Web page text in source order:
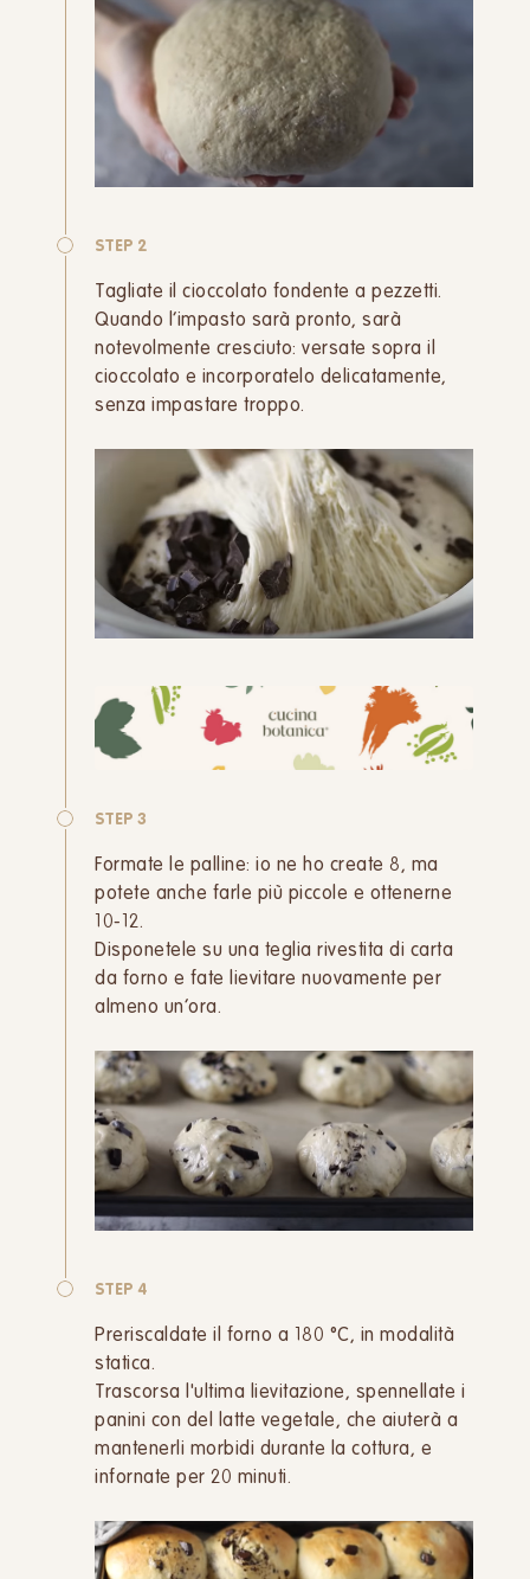
STEP 2
Tagliate il cioccolato fondente a pezzetti.
Quando l’impasto sarà pronto, sarà
notevolmente cresciuto: versate sopra il
cioccolato e incorporatelo delicatamente,
senza impastare troppo.
STEP 3
Formate le palline: io ne ho create 8, ma
potete anche farle più piccole e ottenerne
10-12.
Disponetele su una teglia rivestita di carta
da forno e fate lievitare nuovamente per
almeno un’ora.
STEP 4
Preriscaldate il forno a 180 °C, in modalità
statica.
Trascorsa l'ultima lievitazione, spennellate i
panini con del latte vegetale, che aiuterà a
mantenerli morbidi durante la cottura, e
infornate per 20 minuti.